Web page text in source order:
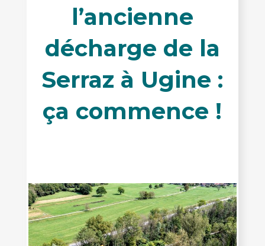
l’ancienne
décharge de la
Serraz à Ugine :
ça commence !